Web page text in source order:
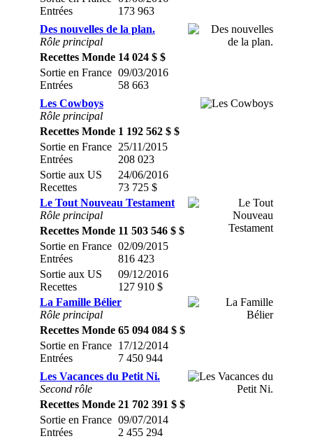
Entrées
173 963
Des nouvelles de la plan.
Rôle principal
Recettes Monde 14 024 $ $
Sortie en France
Entrées
09/03/2016
58 663
Les Cowboys
Rôle principal
Recettes Monde 1 192 562 $ $
Sortie en France
Entrées
25/11/2015
208 023
Sortie aux US
Recettes
24/06/2016
73 725 $
Le Tout Nouveau Testament
Rôle principal
Recettes Monde 11 503 546 $ $
Sortie en France
Entrées
02/09/2015
816 423
Sortie aux US
Recettes
09/12/2016
127 910 $
La Famille Bélier
Rôle principal
Recettes Monde 65 094 084 $ $
Sortie en France
Entrées
17/12/2014
7 450 944
Les Vacances du Petit Ni.
Second rôle
Recettes Monde 21 702 391 $ $
Sortie en France
Entrées
09/07/2014
2 455 294